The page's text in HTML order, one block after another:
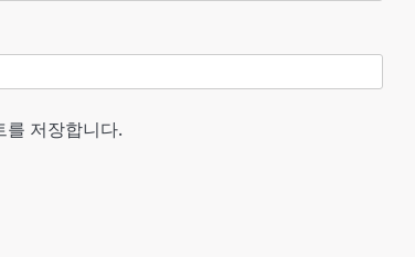
를 저장합니다.